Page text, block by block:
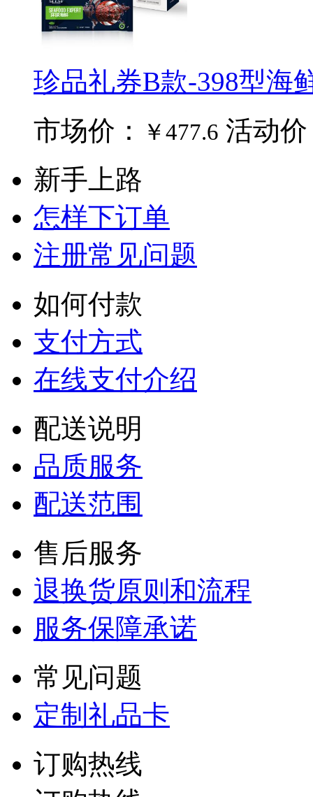
珍品礼券B款-398型海
市场价：
￥477.6 活动
新手上路
怎样下订单
注册常见问题
如何付款
支付方式
在线支付介绍
配送说明
品质服务
配送范围
售后服务
退换货原则和流程
服务保障承诺
常见问题
定制礼品卡
订购热线